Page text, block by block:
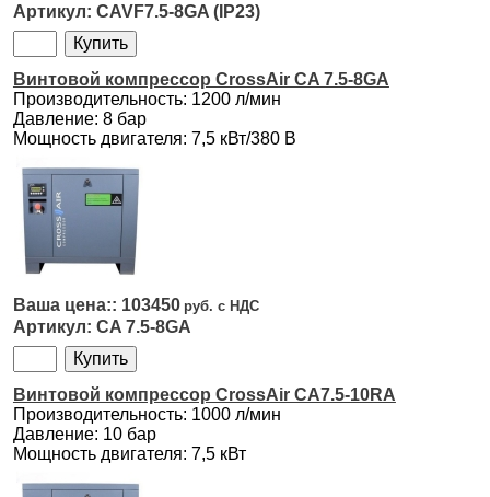
CAVF7.5-8GA (IP23)
Винтовой компрессор CrossAir CA 7.5-8GA
Производительность: 1200 л/мин
Давление: 8 бар
Мощность двигателя: 7,5 кВт/380 В
103450
CA 7.5-8GA
Винтовой компрессор CrossAir CA7.5-10RA
Производительность: 1000 л/мин
Давление: 10 бар
Мощность двигателя: 7,5 кВт